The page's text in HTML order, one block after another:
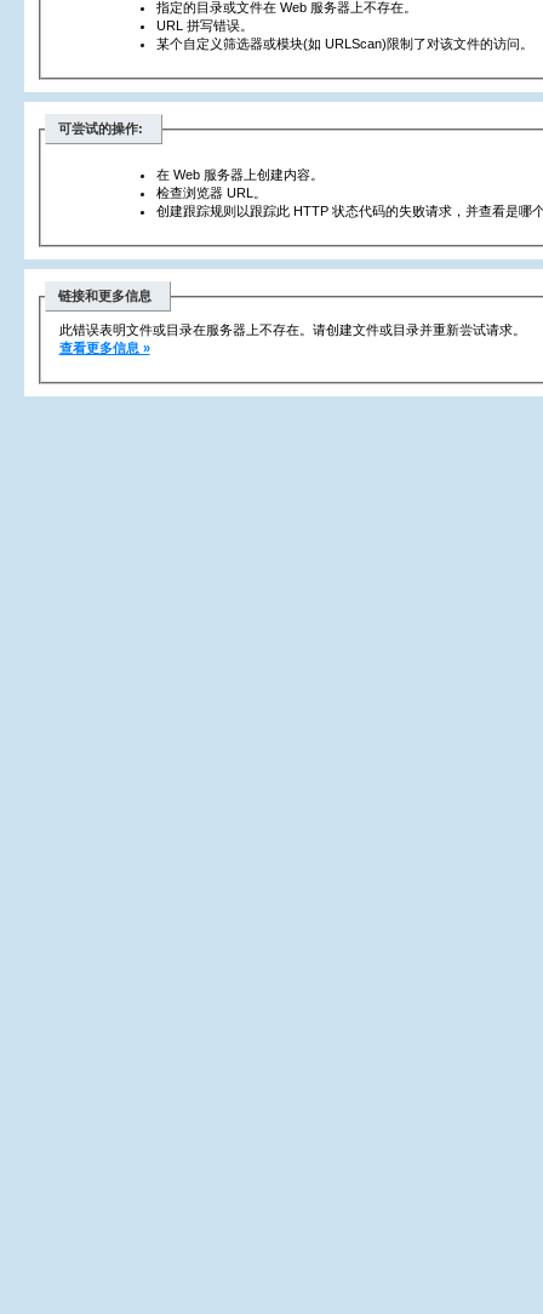
指定的目录或文件在 Web 服务器上不存在。
URL 拼写错误。
某个自定义筛选器或模块(如 URLScan)限制了对该文件的访问。
可尝试的操作:
在 Web 服务器上创建内容。
检查浏览器 URL。
创建跟踪规则以跟踪此 HTTP 状态代码的失败请求，并查看是哪
链接和更多信息
此错误表明文件或目录在服务器上不存在。请创建文件或目录并重新尝试请求。
查看更多信息 »